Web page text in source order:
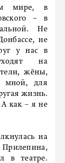
мире, в
– в
Не
не
у нас в
на
жёны,
мной, для
жизнь.
как – я не
на
в театре.